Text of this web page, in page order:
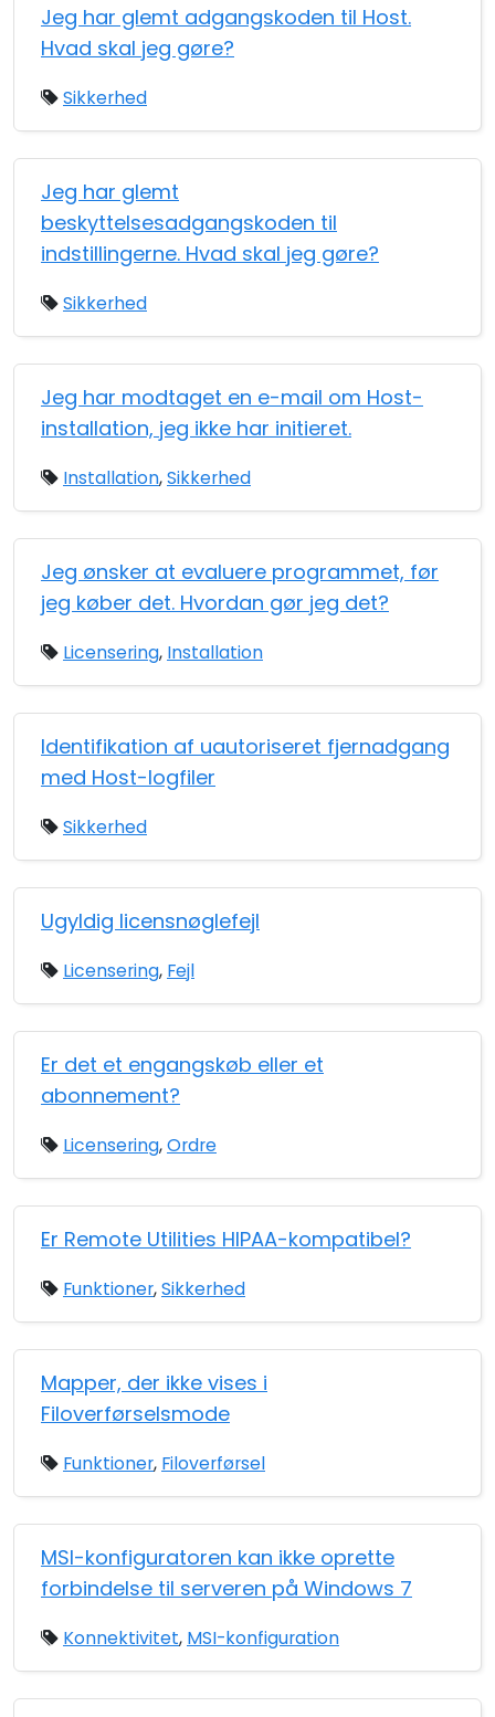
Jeg har glemt adgangskoden til Host.
Hvad skal jeg gøre?
Sikkerhed
Jeg har glemt
beskyttelsesadgangskoden til
indstillingerne. Hvad skal jeg gøre?
Sikkerhed
Jeg har modtaget en e-mail om Host-
installation, jeg ikke har initieret.
Installation,Sikkerhed
Jeg ønsker at evaluere programmet, før
jeg køber det. Hvordan gør jeg det?
Licensering, Installation
Identifikation af uautoriseret fjernadgang
med Host-logfiler
Sikkerhed
Ugyldig licensnøglefejl
Licensering, Fejl
Er det et engangskøb eller et
abonnement?
Licensering,Ordre
Er Remote Utilities HIPAA-kompatibel?
Funktioner,Sikkerhed
Mapper, der ikke vises i
Filoverførselsmode
Funktioner, Filoverførsel
MSI-konfiguratoren kan ikke oprette
forbindelse til serveren på Windows 7
Konnektivitet, MSI-konfiguration